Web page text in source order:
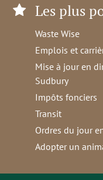
Les plus
Waste Wise
Emplois et
Mise à jour en
Sudbury
Impôts fonciers
Transit
Ordres du jour
Adopter un